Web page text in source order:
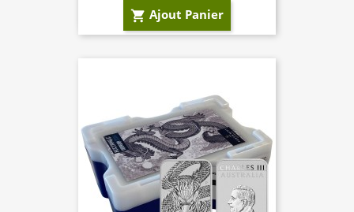
shopping_cart Ajout Panier